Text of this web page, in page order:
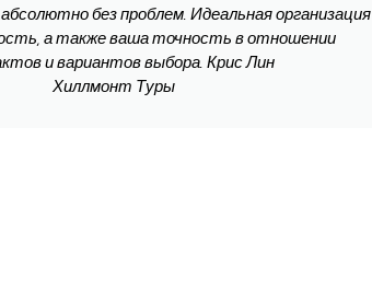
без проблем. Идеальная организация
а также ваша точность в отношении
и вариантов выбора. Крис Лин
Хиллмонт Туры